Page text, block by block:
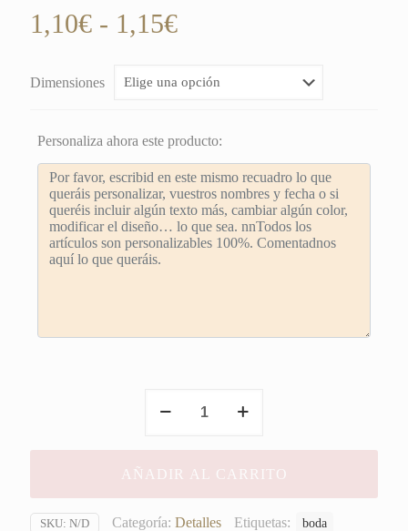
1,10€ - 1,15€Rango
precios:
1,10€
hasta
1,15€
Dimensiones
Personaliza ahora este producto:
Amigas
Soltera
cantidad
AÑADIR AL CARRITO
SKU: N/D Categoría: Detalles Etiquetas:
boda